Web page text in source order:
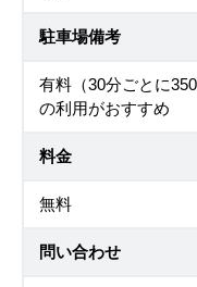
駐車場備考
有料（30分ごとに
の利用がおすすめ
料金
無料
問い合わせ